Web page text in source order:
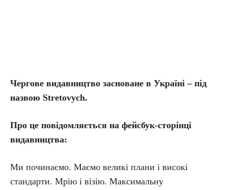
Чергове видавництво засноване в Україні – під
назвою Stretovych.
Про це повідомляється на фейсбук-сторінці
видавництва:
Ми починаємо. Маємо великі плани і високі
стандарти. Мрію і візію. Максимальну